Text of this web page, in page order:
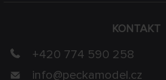
KONTAKT
+420 774 590 258
info@peckamodel.cz